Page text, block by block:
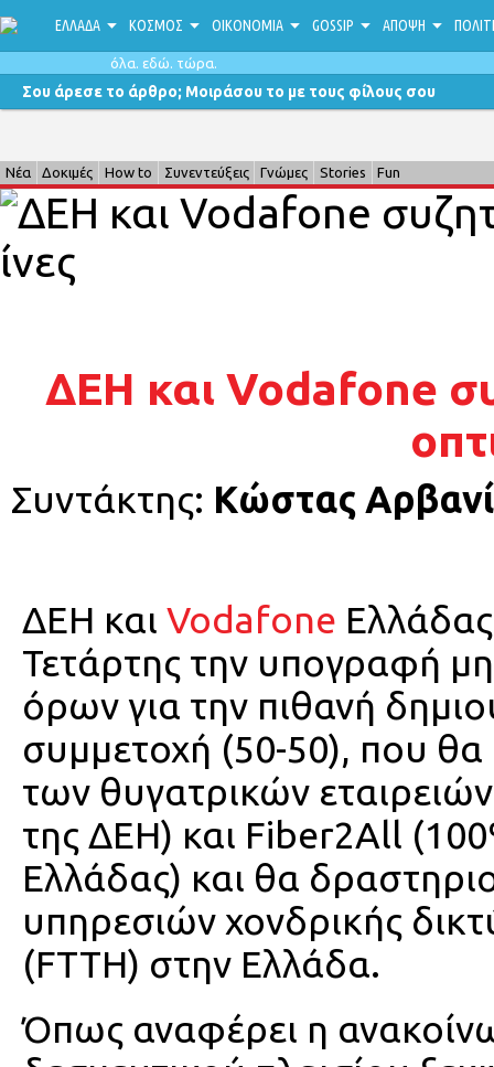
ΕΛΛΑΔΑ ΚΟΣΜΟΣ ΟΙΚΟΝΟΜΙΑ GOSSIP ΑΠΟΨΗ
όλα. εδώ. τώρα.
Σου άρεσε το άρθρο; Μοιράσου το με τους φίλους σου